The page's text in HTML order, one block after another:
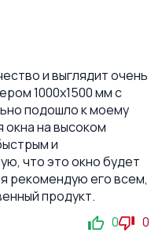
и выглядит очень
1000x1500 мм с
подошло к моему
окна на высоком
и
что это окно будет
рекомендую его всем,
продукт.
0 0